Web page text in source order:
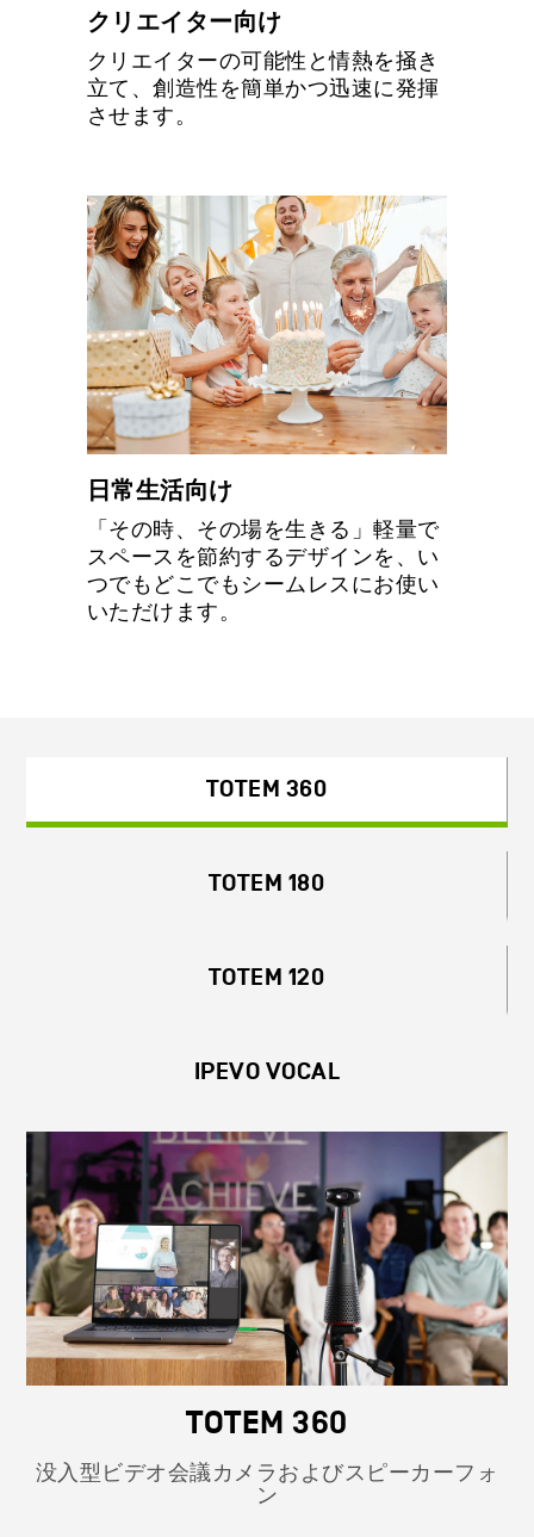
クリエイター向け
クリエイターの可能性と情熱を掻き
立て、創造性を簡単かつ迅速に発揮
させます。
日常生活向け
「その時、その場を生きる」軽量で
スペースを節約するデザインを、い
つでもどこでもシームレスにお使い
いただけます。
TOTEM 360
TOTEM 180
TOTEM 120
IPEVO VOCAL
TOTEM 360
没入型ビデオ会議カメラおよびスピーカーフォ
ン